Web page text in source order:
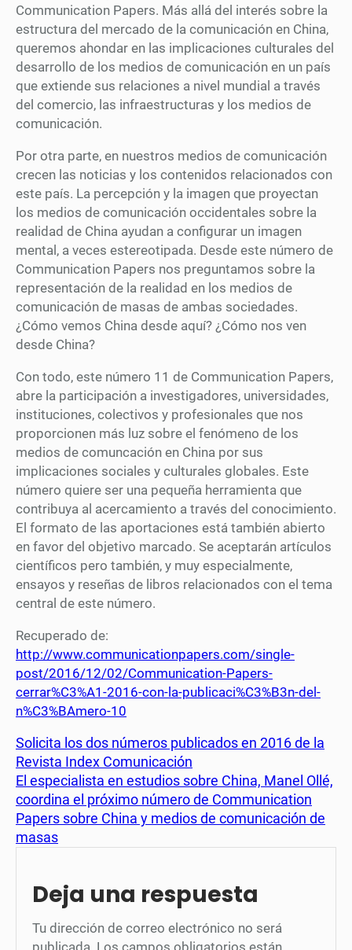
Communication Papers. Más allá del interés sobre la
estructura del mercado de la comunicación en China,
queremos ahondar en las implicaciones culturales del
desarrollo de los medios de comunicación en un país
que extiende sus relaciones a nivel mundial a través
del comercio, las infraestructuras y los medios de
comunicación.
Por otra parte, en nuestros medios de comunicación
crecen las noticias y los contenidos relacionados con
este país. La percepción y la imagen que proyectan
los medios de comunicación occidentales sobre la
realidad de China ayudan a configurar un imagen
mental, a veces estereotipada. Desde este número de
Communication Papers nos preguntamos sobre la
representación de la realidad en los medios de
comunicación de masas de ambas sociedades.
¿Cómo vemos China desde aquí? ¿Cómo nos ven
desde China?
Con todo, este número 11 de Communication Papers,
abre la participación a investigadores, universidades,
instituciones, colectivos y profesionales que nos
proporcionen más luz sobre el fenómeno de los
medios de comuncación en China por sus
implicaciones sociales y culturales globales. Este
número quiere ser una pequeña herramienta que
contribuya al acercamiento a través del conocimiento.
El formato de las aportaciones está también abierto
en favor del objetivo marcado. Se aceptarán artículos
científicos pero también, y muy especialmente,
ensayos y reseñas de libros relacionados con el tema
central de este número.
Recuperado de:
http://www.communicationpapers.com/single-
post/2016/12/02/Communication-Papers-
cerrar%C3%A1-2016-con-la-publicaci%C3%B3n-del-
n%C3%BAmero-10
Solicita los dos números publicados en 2016 de la
Revista Index Comunicación
El especialista en estudios sobre China, Manel Ollé,
coordina el próximo número de Communication
Papers sobre China y medios de comunicación de
masas
Deja una respuesta
Tu dirección de correo electrónico no será
publicada. Los campos obligatorios están